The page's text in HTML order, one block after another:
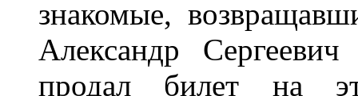
знакомые,
Александр
продал билет на